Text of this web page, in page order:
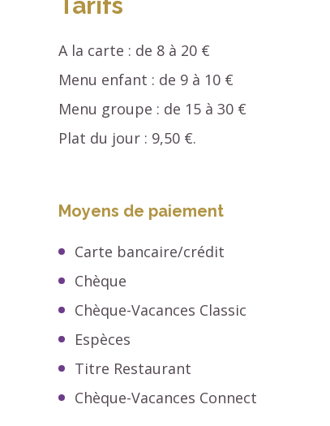
A la carte : de 8 à 20 €
Menu enfant : de 9 à 10 €
Menu groupe : de 15 à 30 €
Plat du jour : 9,50 €.
Moyens de paiement
Carte bancaire/crédit
Chèque
Chèque-Vacances Classic
Espèces
Titre Restaurant
Chèque-Vacances Connect